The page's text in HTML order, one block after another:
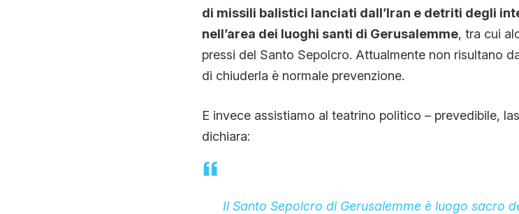
di missili balistici lanciati dall’Iran e detriti degli
nell’area dei luoghi santi di Gerusalemme, tra cui
pressi del Santo Sepolcro. Attualmente non risultano
di chiuderla è normale prevenzione.
E invece assistiamo al teatrino politico – prevedibile,
dichiara:
Il Santo Sepolcro di Gerusalemme è luogo sacro